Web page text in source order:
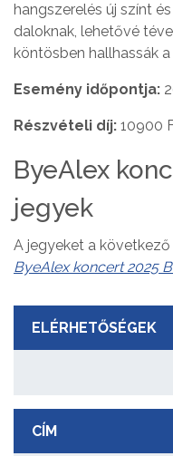
hangszerelés új színt
daloknak, lehetővé
köntösben hallhassák
Esemény időpontja:
Részvételi díj: 10900
ByeAlex
jegyek
A jegyeket a
ByeAlex koncert 2025
ELÉRHETŐSÉGEK
CÍM